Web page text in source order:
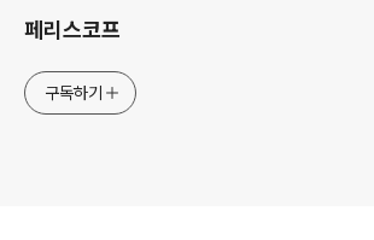
페리스코프
구독하기